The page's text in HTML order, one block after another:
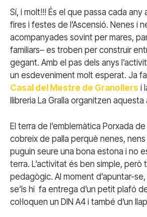
Sí, i molt!!! És el que passa cada any
fires i festes de l’Ascensió. Nenes i
acompanyades sovint per mares,
familiars– es troben per construir
gegant. Amb el pas dels anys
un esdeveniment molt esperat. Ja
Casal del Mestre de Granollers i
llibreria La Gralla organitzen
El terra de l’emblemàtica Porxada
cobreix de palla perquè nenes, nens
puguin seure una bona estona i no
terra. L’activitat és ben simple, però
pedagògic. Al moment d’apuntar-
se’ls hi fa entrega d’un petit plafó
col·loquen un DIN A4 i també d’un